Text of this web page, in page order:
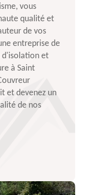
vous
qualité et
de vos
entreprise de
d'isolation et
à Saint
et devenez un
de nos